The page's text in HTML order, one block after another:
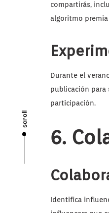
scroll
compartirás,
algoritmo
Durante el
publicación para
participación.
6.
Identifica